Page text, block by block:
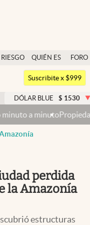
RIESGO
QUIÉN ES
QUIÉN
FORO
Argentina
México
Suscribite x $999
BLUE $ 1530 -0.65%
privada: con cruces y
perdida
la Amazonía
estructuras